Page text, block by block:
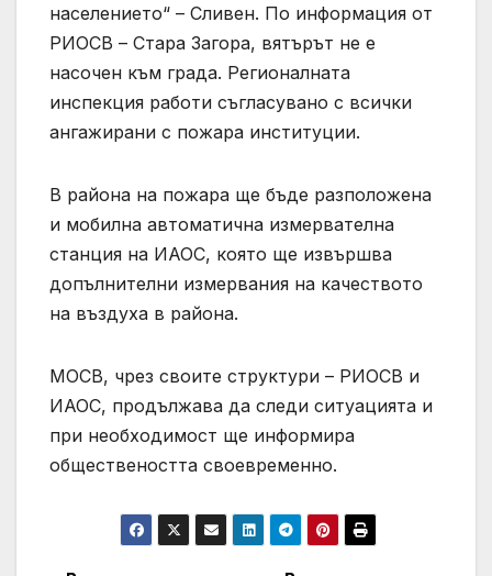
населението“ – Сливен. По информация от
РИОСВ – Стара Загора, вятърът не е
насочен към града. Регионалната
инспекция работи съгласувано с всички
ангажирани с пожара институции.
В района на пожара ще бъде разположена
и мобилна автоматична измервателна
станция на ИАОС, която ще извършва
допълнителни измервания на качеството
на въздуха в района.
МОСВ, чрез своите структури – РИОСВ и
ИАОС, продължава да следи ситуацията и
при необходимост ще информира
обществеността своевременно.